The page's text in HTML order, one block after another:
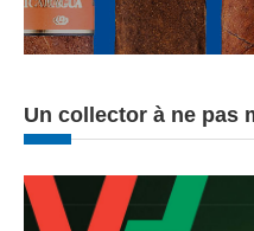
Un collector à ne pas